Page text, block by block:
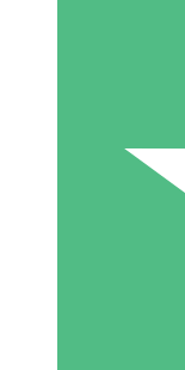
Packs
Payez à